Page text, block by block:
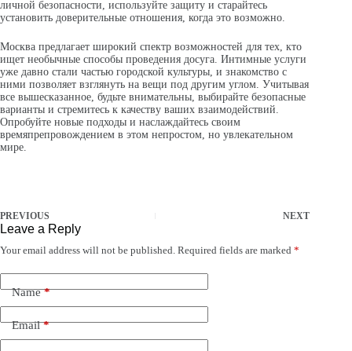
личной безопасности, используйте защиту и старайтесь
установить доверительные отношения, когда это возможно.
Москва предлагает широкий спектр возможностей для тех, кто
ищет необычные способы проведения досуга. Интимные услуги
уже давно стали частью городской культуры, и знакомство с
ними позволяет взглянуть на вещи под другим углом. Учитывая
все вышесказанное, будьте внимательны, выбирайте безопасные
варианты и стремитесь к качеству ваших взаимодействий.
Опробуйте новые подходы и наслаждайтесь своим
времяпрепровождением в этом непростом, но увлекательном
мире.
PREVIOUS NEXT
Leave a Reply
Your email address will not be published. Required fields are marked *
Name*
Email*